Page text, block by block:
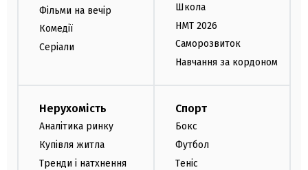
Фільми на вечір
Комедії
Серіали
Школа
НМТ 2026
Саморозвиток
Навчання за кордоном
Нерухомість
Аналітика ринку
Купівля житла
Тренди і натхнення
Спорт
Бокс
Футбол
Теніс